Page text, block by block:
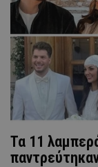
Τα 11